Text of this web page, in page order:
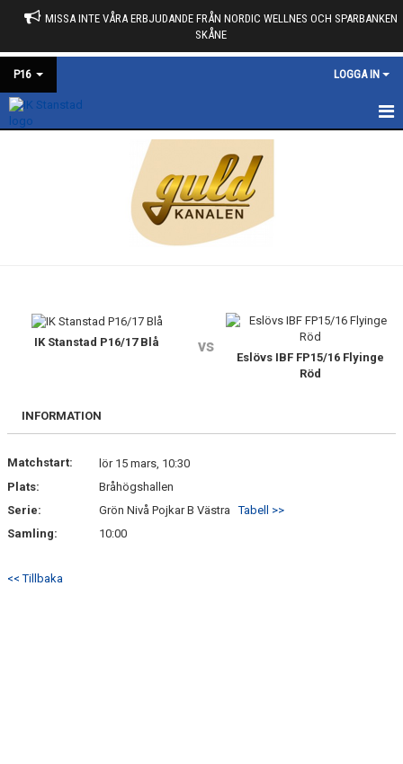
MISSA INTE VÅRA ERBJUDANDE FRÅN NORDIC WELLNES OCH SPARBANKEN
SKÅNE
P16 LOGGA IN
IK Stanstad P16/17 Blå vs
Eslövs IBF FP15/16 Flyinge
Röd
INFORMATION
Matchstart:
lör 15 mars, 10:30
Plats:
Bråhögshallen
Serie:
Grön Nivå Pojkar B VästraTabell >>
Samling:
10:00
<< Tillbaka